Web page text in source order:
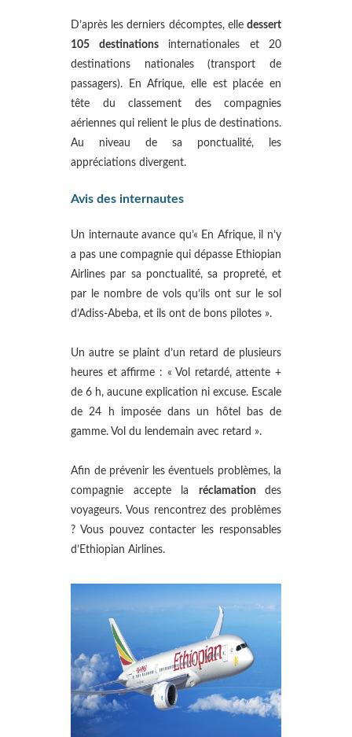
D’après les derniers décomptes, elle dessert
105 destinationsinternationales et 20
destinations nationales (transport de
passagers). En Afrique, elle est placée en
tête du classement des compagnies
aériennes qui relient le plus de destinations.
Au niveau de sa ponctualité, les
appréciations divergent.
Avis des internautes
Un internaute avance qu’« En Afrique, il n’y
a pas une compagnie qui dépasse Ethiopian
Airlines par sa ponctualité, sa propreté, et
par le nombre de vols qu’ils ont sur le sol
d’Adiss-Abeba, et ils ont de bons pilotes ».
Un autre se plaint d’un retard de plusieurs
heures et affirme : « Vol retardé, attente +
de 6 h, aucune explication ni excuse. Escale
de 24 h imposée dans un hôtel bas de
gamme. Vol du lendemain avec retard ».
Afin de prévenir les éventuels problèmes, la
compagnie accepte la réclamation des
voyageurs. Vous rencontrez des problèmes
? Vous pouvez contacter les responsables
d’Ethiopian Airlines.